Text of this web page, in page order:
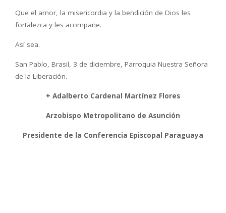
Que el amor, la misericordia y la bendición de Dios les
fortalezca y les acompañe.
Así sea.
San Pablo, Brasil, 3 de diciembre, Parroquia Nuestra Señora
de la Liberación.
+ Adalberto Cardenal Martínez Flores
Arzobispo Metropolitano de Asunción
Presidente de la Conferencia Episcopal Paraguaya